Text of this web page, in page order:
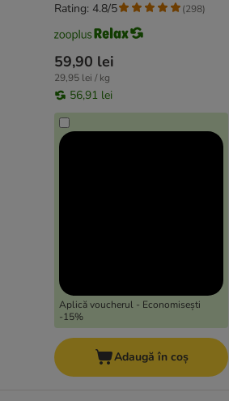
59,90 lei
29,95 lei / kg
56,91 lei
Aplică voucherul - Economisești
-15%
Rating: 4.8/5 (298)
Adaugă în coș